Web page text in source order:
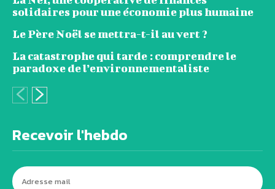
solidaires pour une économie plus humaine
Le Père Noël se mettra-t-il au vert ?
La catastrophe qui tarde : comprendre le
paradoxe de l’environnementaliste
Recevoir l'hebdo